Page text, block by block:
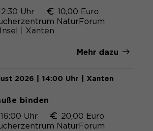
Uhr
10,00 Euro
NaturForum
| Xanten
Mehr dazu
2026 | 14:00 Uhr | Xanten
binden
Uhr
20,00 Euro
NaturForum